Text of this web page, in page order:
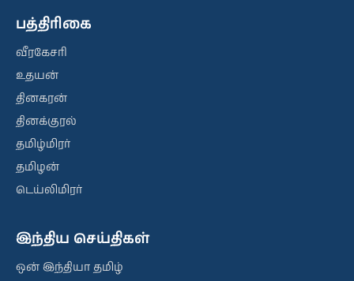
பத்திரிகை
வீரகேசரி
உதயன்
தினகரன்
தினக்குரல்
தமிழ்மிரர்
தமிழன்
டெய்லிமிரர்
இந்திய செய்திகள்
ஒன் இந்தியா தமிழ்